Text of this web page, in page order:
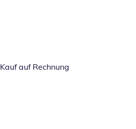
Kauf auf Rechnung